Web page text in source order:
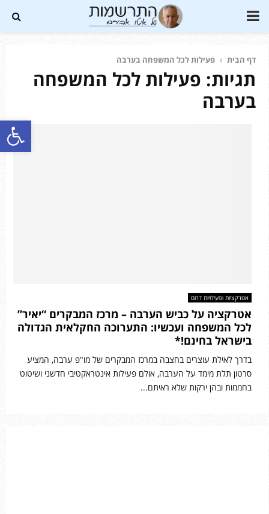
פתח סרגל נגישות
PRIMARY
דף הבית פעילות לכל המשפחה בערבה
תגיות: פעילות לכל המשפחה
בערבה
אטרקציות ופעילויות דרום
אטרקציה על כביש הערבה – מרכז המבקרים “יאיר”
לכל המשפחה ועכשיו: התערוכה החקלאית הגדולה
בישראל בחינם!*
בדרך לאילת עוצרים בחצבה במרכז המבקרים של מו"פ ערבה, המציע
סרטון תלת מימד על הערבה, אולם פעילות אינטראקטיבי חדשני ושיטוט
בחממות ובהן ירקות שלא ראיתם...